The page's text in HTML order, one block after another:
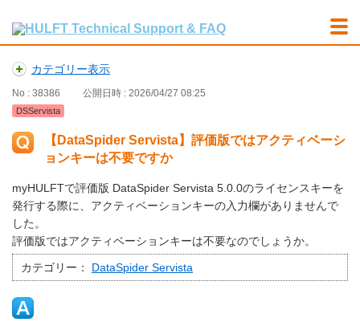
カテゴリー表示
No : 38386 公開日時 : 2026/04/27 08:25
DSServista
【DataSpider Servista】評価版ではアクティベーシ
ョンキーは不要ですか
myHULFTで評価版 DataSpider Servista 5.0.0のライセンスキーを
発行する際に、アクティベーションキーの入力欄がありませんで
した。
評価版ではアクティベーションキーは不要なのでしょうか。
カテゴリー： DataSpider Servista